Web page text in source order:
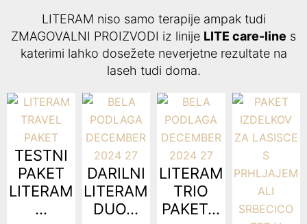
LITERAM niso samo terapije ampak tudi
ZMAGOVALNI PROIZVODI iz linije LITE care-line s
katerimi lahko dosežete neverjetne rezultate na
laseh tudi doma.
TESTNI
PAKET
LITERAM
...
DARILNI
LITERAM
DUO...
LITERAM
TRIO
PAKET...